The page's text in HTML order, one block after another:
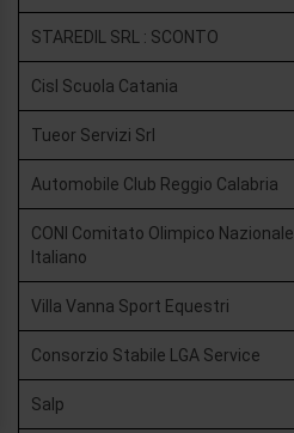
STAREDIL SRL : SCONTO
Cisl Scuola Catania
Tueor Servizi Srl
Automobile Club Reggio Calabria
CONI Comitato Olimpico Nazionale
Italiano
Villa Vanna Sport Equestri
Consorzio Stabile LGA Service
Salp